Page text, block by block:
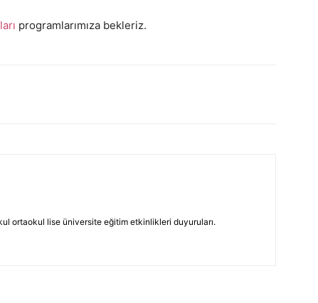
programlarımıza bekleriz.
ortaokul lise üniversite eğitim etkinlikleri duyuruları.